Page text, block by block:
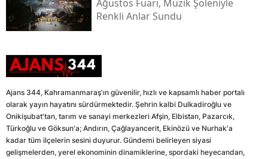
Ağustos Fuarı, Müzik Şöleniyle
Renkli Anlar Sundu
Ajans 344, Kahramanmaraş'ın güvenilir, hızlı ve kapsamlı haber portalı
olarak yayın hayatını sürdürmektedir. Şehrin kalbi Dulkadiroğlu ve
Onikişubat'tan, tarım ve sanayi merkezleri Afşin, Elbistan, Pazarcık,
Türkoğlu ve Göksun'a; Andırın, Çağlayancerit, Ekinözü ve Nurhak'a
kadar tüm ilçelerin sesini duyurur. Gündemi belirleyen siyasi
gelişmelerden, yerel ekonominin dinamiklerine, spordaki heyecandan,